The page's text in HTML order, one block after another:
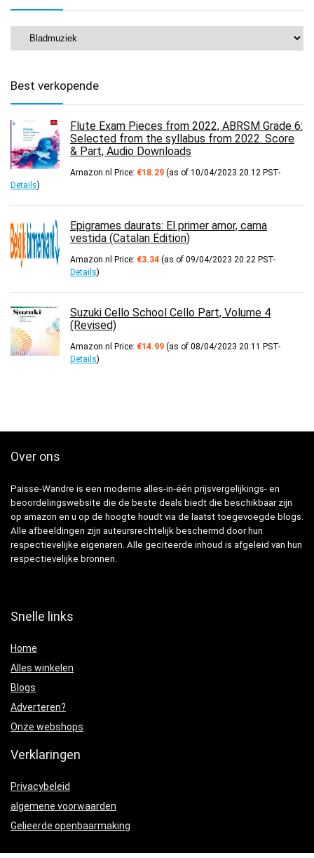
Best verkopende
Flute Exam Pieces from 2022, ABRSM Grade 6:
Selected from the syllabus from 2022. Score
& Part, Audio Downloads
Amazon.nl Price: €18.29 (as of 10/04/2023 20:12 PST-
Details)
Epigrames daurats: El primer amor, cama
vestida (Catalan Edition)
Amazon.nl Price: €3.34 (as of 09/04/2023 20:22 PST-
Details)
Suzuki Cello School Cello Part, Volume 4
(Revised)
Amazon.nl Price: €14.99 (as of 08/04/2023 20:11 PST-
Details)
Over ons
Paisse-Wandre is een moderne alles-in-één prijsvergelijkings- en
beoordelingswebsite die de beste deals biedt die beschikbaar zijn
op amazon en u op de hoogte houdt via de laatst toegevoegde blogs.
Alle afbeeldingen zijn auteursrechtelijk beschermd door hun
respectievelijke eigenaren. Alle geciteerde inhoud is afgeleid van hun
respectievelijke bronnen.
Snelle links
Home
Alles winkelen
Blogs
Adverteren?
Onze webshops
Verklaringen
Privacybeleid
algemene voorwaarden
Gelieerde openbaarmaking